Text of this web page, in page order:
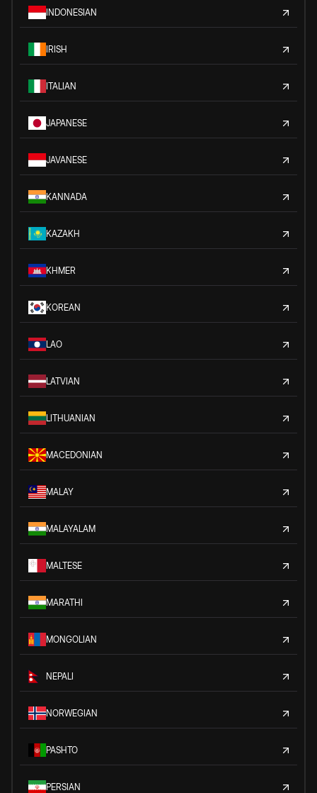
INDONESIAN
IRISH
ITALIAN
JAPANESE
JAVANESE
KANNADA
KAZAKH
KHMER
KOREAN
LAO
LATVIAN
LITHUANIAN
MACEDONIAN
MALAY
MALAYALAM
MALTESE
MARATHI
MONGOLIAN
NEPALI
NORWEGIAN
PASHTO
PERSIAN